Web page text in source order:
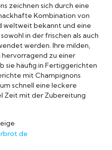
zeichnen sich durch eine
Kombination von
weltweit bekannt und eine
in der frischen als auch
werden. Ihre milden,
hervorragend zu einer
sie häufig in Fertiggerichten
mit Champignons
schnell eine leckere
Zeit mit der Zubereitung